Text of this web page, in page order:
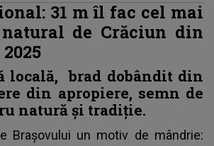
31 m îl fac cel mai
de Crăciun din
locală, brad dobândit din
din apropiere, semn de
natură și tradiție.
Brașovului un motiv de mândrie: